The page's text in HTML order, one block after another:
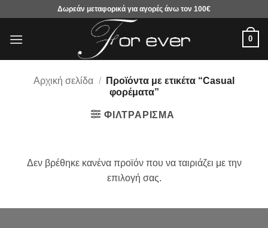
περιεχόμενο
Δωρεάν μεταφορικά για αγορές άνω τον 100€
0
Αρχική σελίδα /
Προϊόντα με ετικέτα “Casual
φορέματα”
ΦΙΛΤΡΆΡΙΣΜΑ
Δεν βρέθηκε κανένα προϊόν που να ταιριάζει με την
επιλογή σας.